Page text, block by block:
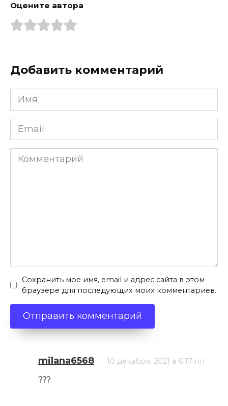
Оцените автора
Добавить комментарий
Имя
*
Email
*
Комментарий
Сохранить моё имя, email и адрес сайта в этом
браузере для последующих моих комментариев.
milana6568 10 декабря, 2021 в 6:17 пп
???